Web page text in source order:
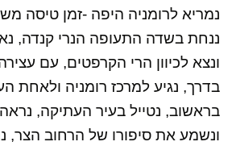
נמריא לרומניה היפה -זמן טיסה
ננחת בשדה התעופה הנרי קנדה,
ונצא לכיוון הרי הקרפטים, עם
בדרך, נגיע למרכז רומניה ולאחת
בראשוב, נטייל בעיר העתיקה,
ונשמע את סיפורו של הרחוב הצר,